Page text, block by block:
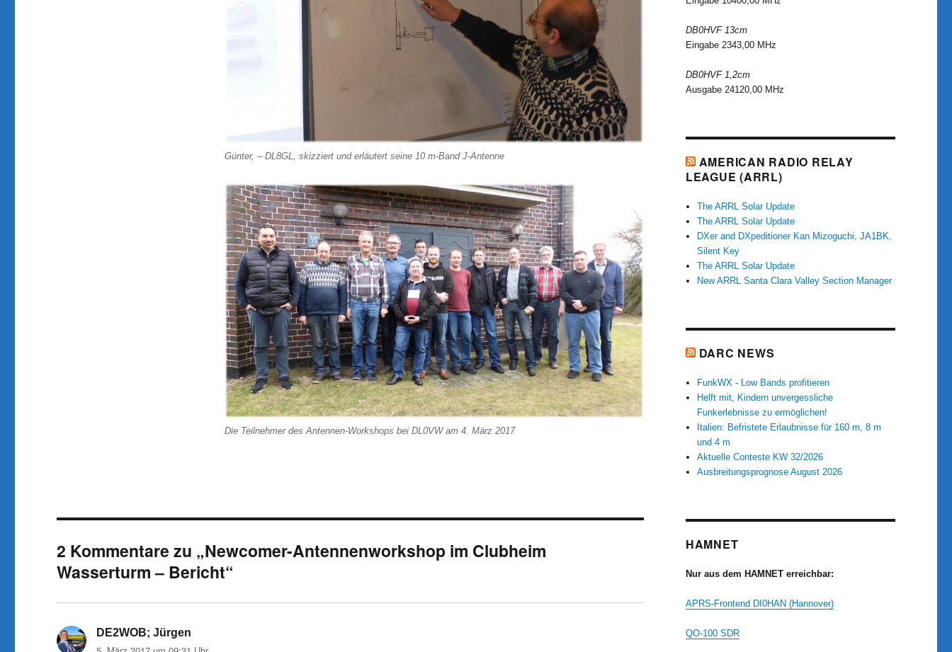
Günter, – DL8GL, skizziert und erläutert seine 10 m-Band J-Antenne
Die Teilnehmer des Antennen-Workshops bei DL0VW am 4. März 2017
2 Kommentare zu „Newcomer-Antennenworkshop im Clubheim
Wasserturm – Bericht“
DE2WOB; Jürgen
DB0HVF 13cm
Eingabe 2343,00 MHz
DB0HVF 1,2cm
Ausgabe 24120,00 MHz
AMERICAN RADIO RELAY
LEAGUE (ARRL)
The ARRL Solar Update
The ARRL Solar Update
DXer and DXpeditioner Kan Mizoguchi, JA1BK,
Silent Key
The ARRL Solar Update
New ARRL Santa Clara Valley Section Manager
DARC NEWS
FunkWX - Low Bands profitieren
Helft mit, Kindern unvergessliche
Funkerlebnisse zu ermöglichen!
Italien: Befristete Erlaubnisse für 160 m, 8 m
und 4 m
Aktuelle Conteste KW 32/2026
Ausbreitungsprognose August 2026
HAMNET
Nur aus dem HAMNET erreichbar:
APRS-Frontend DI0HAN (Hannover)
QO-100 SDR